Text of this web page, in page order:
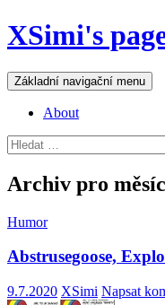
Přejít
k
webu
XSimi's
Hledat
Základní navigační menu
About
Vyhledávání
Archiv pro
Humor
Abstrusegoose,
9.7.2020 XSimi Napsat